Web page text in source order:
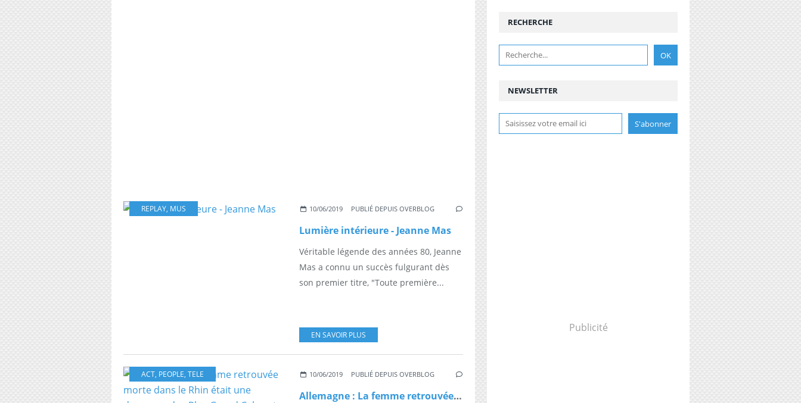
REPLAY, MUS 10/06/2019 PUBLIÉ DEPUIS OVERBLOG
Lumière intérieure - Jeanne Mas
Véritable légende des années 80, Jeanne
Mas a connu un succès fulgurant dès
son premier titre, "Toute première...
EN SAVOIR PLUS
ACT, PEOPLE, TELE 10/06/2019 PUBLIÉ DEPUIS OVERBLOG
Allemagne : La femme retrouvée morte dans le Rhin était une danseuse du «Plus Grand Cabaret du monde»
NEWSLETTER
RECHERCHE
Publicité